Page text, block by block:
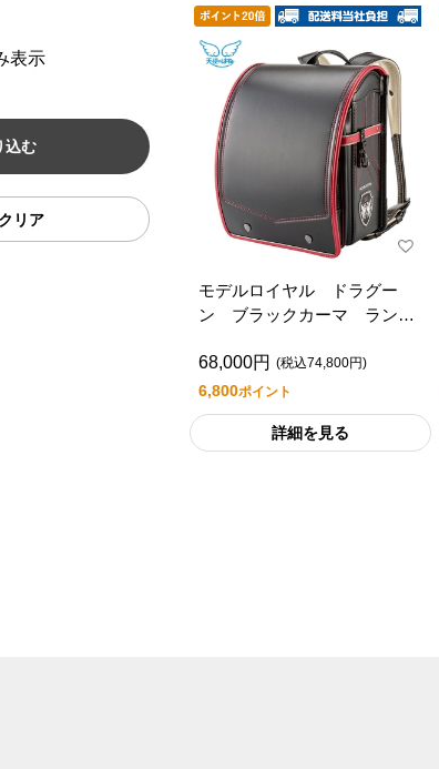
表示
リア
モデルロイヤル ドラグー
ン ブラックカーマ ランド
68,000円 (税込74,800円)
6,800ポイント
詳細を見る